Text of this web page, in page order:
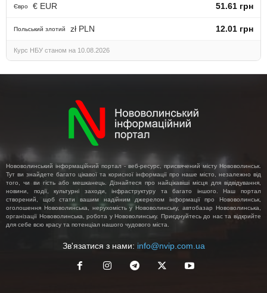
Євро € EUR 51.61 грн
Польський злотий zł PLN 12.01 грн
Курс НБУ станом на 10.08.2026
Нововолинський інформаційний портал - веб-ресурс, присвячений місту Нововолинськ.
Тут ви знайдете багато цікавої та корисної інформації про наше місто, незалежно від
того, чи ви гість або мешканець. Дізнайтеся про найцікавіші місця для відвідування,
новини, події, культурні заходи, інфраструктуру та багато іншого. Наш портал
створений, щоб стати вашим надійним джерелом інформації про Нововолинськ,
оголошення Нововолинська, нерухомість у Нововолинську, автобазар Нововолинська,
організації Нововолинська, робота у Нововолинську. Приєднуйтесь до нас та відкрийте
для себе всю красу та потенціал нашого чудового міста.
Зв'язатися з нами: info@nvip.com.ua